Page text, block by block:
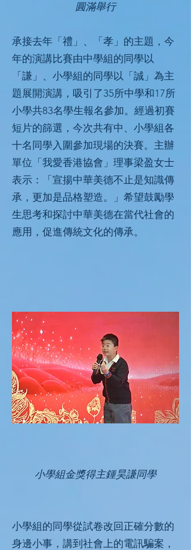
圓滿舉行
承接去年「禮」、「孝」的主題，今
年的演講比賽由中學組的同學以
「謙」、小學組的同學以「誠」為主
題展開演講，吸引了35所中學和17所
小學共83名學生報名參加。經過初賽
短片的篩選，今次共有中、小學組各
十名同學入圍參加現場的決賽。主辦
單位「我愛香港協會」理事梁盈女士
表示：「宣揚中華美德不止是知識傳
承，更加是品格塑造。」希望鼓勵學
生思考和探討中華美德在當代社會的
應用，促進傳統文化的傳承。
小學組金獎得主鍾昊謙同學
小學組的同學從試卷改回正確分數的
身邊小事，講到社會上的電訊騙案，